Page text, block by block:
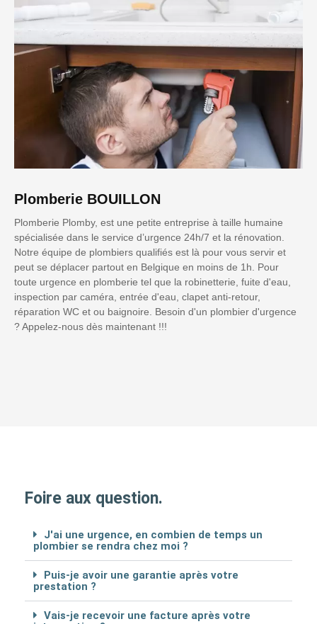
Plomberie BOUILLON
Plomberie Plomby, est une petite entreprise à taille humaine
spécialisée dans le service d’urgence 24h/7 et la rénovation.
Notre équipe de plombiers qualifiés est là pour vous servir et
peut se déplacer partout en Belgique en moins de 1h. Pour
toute urgence en plomberie tel que la robinetterie, fuite d'eau,
inspection par caméra, entrée d'eau, clapet anti-retour,
réparation WC et ou baignoire. Besoin d'un plombier d'urgence
? Appelez-nous dès maintenant !!!
Foire aux question.
J'ai une urgence, en combien de temps un
plombier se rendra chez moi ?
Puis-je avoir une garantie après votre
prestation ?
Vais-je recevoir une facture après votre